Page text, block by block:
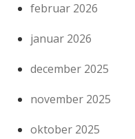
februar 2026
januar 2026
december 2025
november 2025
oktober 2025